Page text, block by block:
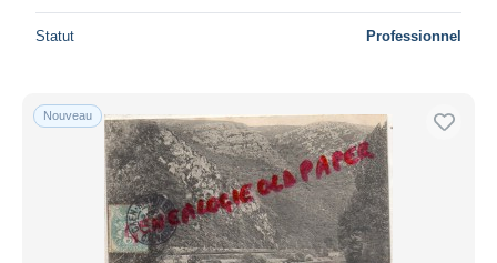
Statut Professionnel
Nouveau